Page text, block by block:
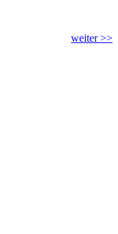
weiter >>